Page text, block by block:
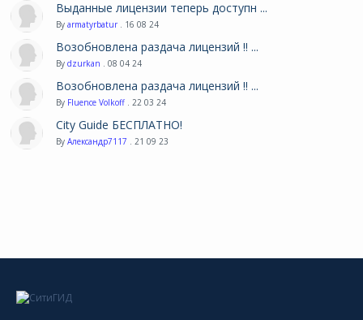
Выданные лицензии теперь доступн ...
By armatyrbatur . 16 08 24
Возобновлена раздача лицензий !! ...
By dzurkan . 08 04 24
Возобновлена раздача лицензий !! ...
By Fluence Volkoff . 22 03 24
City Guide БЕСПЛАТНО!
By Александр7117 . 21 09 23